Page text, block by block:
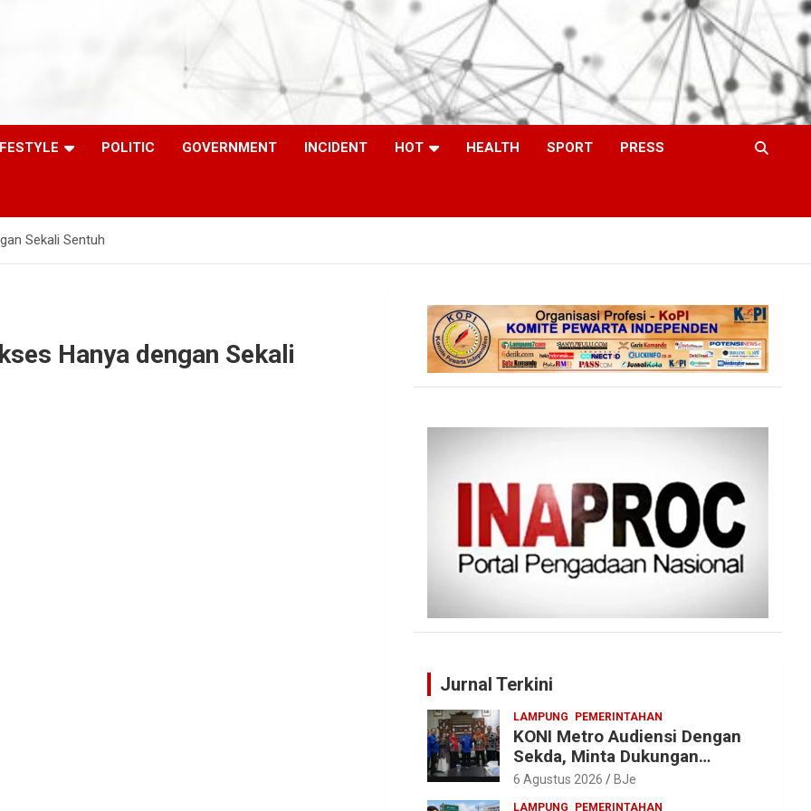
POLITIC GOVERNMENT INCIDENT HOT HEALTH SPORT PRESS
Sekali Sentuh
Hanya dengan Sekali
Jurnal Terkini
LAMPUNG PEMERINTAHAN
KONI Metro Audiensi Dengan
Sekda, Minta Dukungan
Anggaran Jelang Porprov X
6 Agustus 2026 BJe
LAMPUNG PEMERINTAHAN